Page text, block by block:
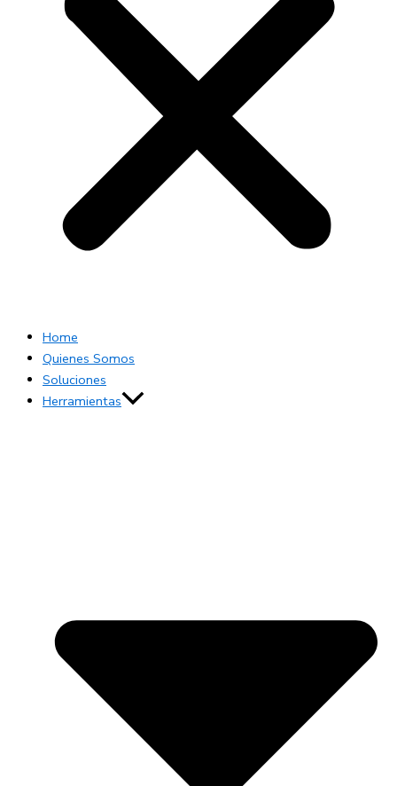
Home
Quienes Somos
Soluciones
Herramientas